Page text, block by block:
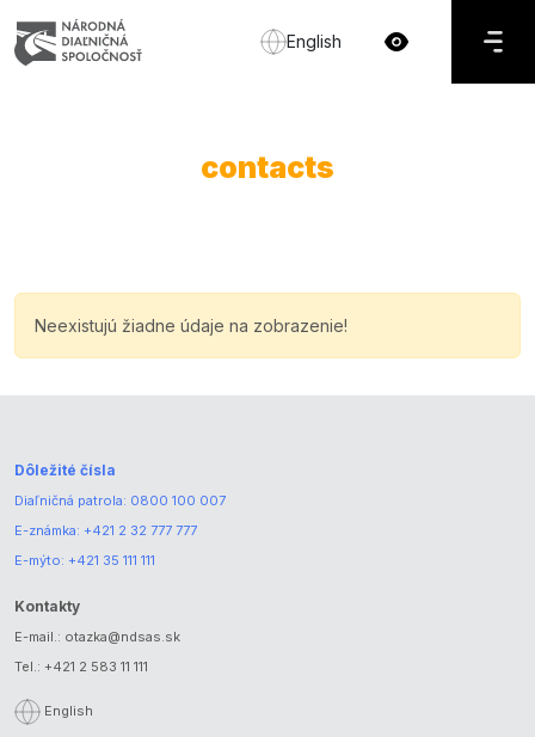
English
contacts
Neexistujú žiadne údaje na zobrazenie!
Dôležité čísla
Diaľničná patrola: 0800 100 007
E-známka: +421 2 32 777 777
E-mýto: +421 35 111 111
Kontakty
E-mail.: otazka@ndsas.sk
Tel.: +421 2 583 11 111
English